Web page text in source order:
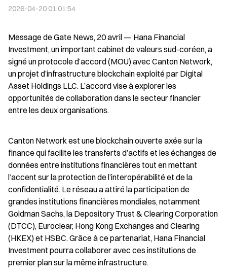
2026-04-20 01:01:54
Message de Gate News, 20 avril — Hana Financial
Investment, un important cabinet de valeurs sud-coréen, a
signé un protocole d’accord (MOU) avec Canton Network,
un projet d’infrastructure blockchain exploité par Digital
Asset Holdings LLC. L’accord vise à explorer les
opportunités de collaboration dans le secteur financier
entre les deux organisations.
Canton Network est une blockchain ouverte axée sur la
finance qui facilite les transferts d’actifs et les échanges de
données entre institutions financières tout en mettant
l’accent sur la protection de l’interopérabilité et de la
confidentialité. Le réseau a attiré la participation de
grandes institutions financières mondiales, notamment
Goldman Sachs, la Depository Trust & Clearing Corporation
(DTCC), Euroclear, Hong Kong Exchanges and Clearing
(HKEX) et HSBC. Grâce à ce partenariat, Hana Financial
Investment pourra collaborer avec ces institutions de
premier plan sur la même infrastructure.